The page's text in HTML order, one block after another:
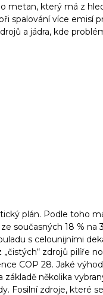
metan, který má z
spalování více emisí
a jádra, kde
plán. Podle toho
současných 18 % na
s celounijními
zdrojů pilíře
COP 28. Jaké
několika
Fosilní zdroje, které